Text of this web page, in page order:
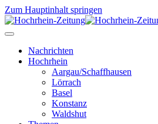
Zum Hauptinhalt springen
Nachrichten
Hochrhein
Aargau/Schaffhausen
Lörrach
Basel
Konstanz
Waldshut